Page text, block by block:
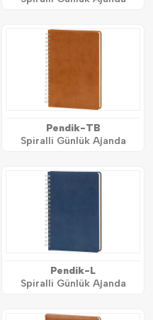
Pendik-TB
Spiralli Günlük Ajanda
Pendik-L
Spiralli Günlük Ajanda